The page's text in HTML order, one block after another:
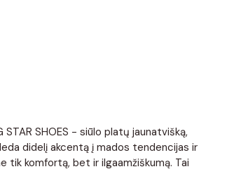
SHOES - siūlo platų jaunatvišką,
didelį akcentą į mados tendencijas ir
tik komfortą, bet ir ilgaamžiškumą. Tai